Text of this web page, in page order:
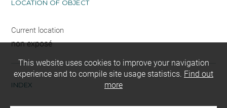
LOCATION OF OBJECT
Current location
non exposé
INDEX
This website uses cookies to improve your navigation
experience and to compile site usage statistics. Find out
more